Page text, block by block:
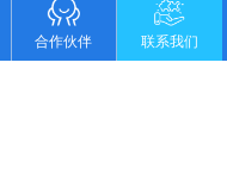
合作伙伴 联系我们